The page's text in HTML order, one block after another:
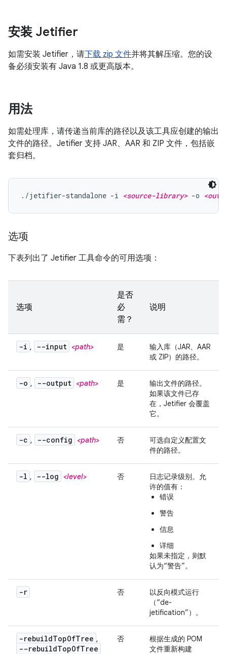
安装 Jetifier
如需安装 Jetifier，请下载 zip 文件并将其解压缩。您的设
备必须安装有 Java 1.8 或更高版本。
用法
如需处理库，请传递当前库的路径以及该工具应创建的输出
文件的路径。Jetifier 支持 JAR、AAR 和 ZIP 文件，包括嵌
套归档。
./jetifier-standalone -i <source-library> -o
选项
下表列出了 Jetifier 工具命令的可用选项：
选项
是否
必
需？
说明
-i , --input <path> 是
输入库（JAR、AAR
或 ZIP）的路径。
-o , --output <path> 是
输出文件的路径。
如果该文件已存
在，Jetifier 会覆盖
它。
-c , --config <path> 否
可选自定义配置文
件的路径。
-l , --log <level> 否
日志记录级别。允
许的值有：
错误
警告
信息
详细
如果未指定，则默
认为“警告”。
-r 否
以反向模式运行
（“de-
jetification”）。
-rebuildTopOfTree ,
--rebuildTopOfTree
否
根据生成的 POM
文件重新构建